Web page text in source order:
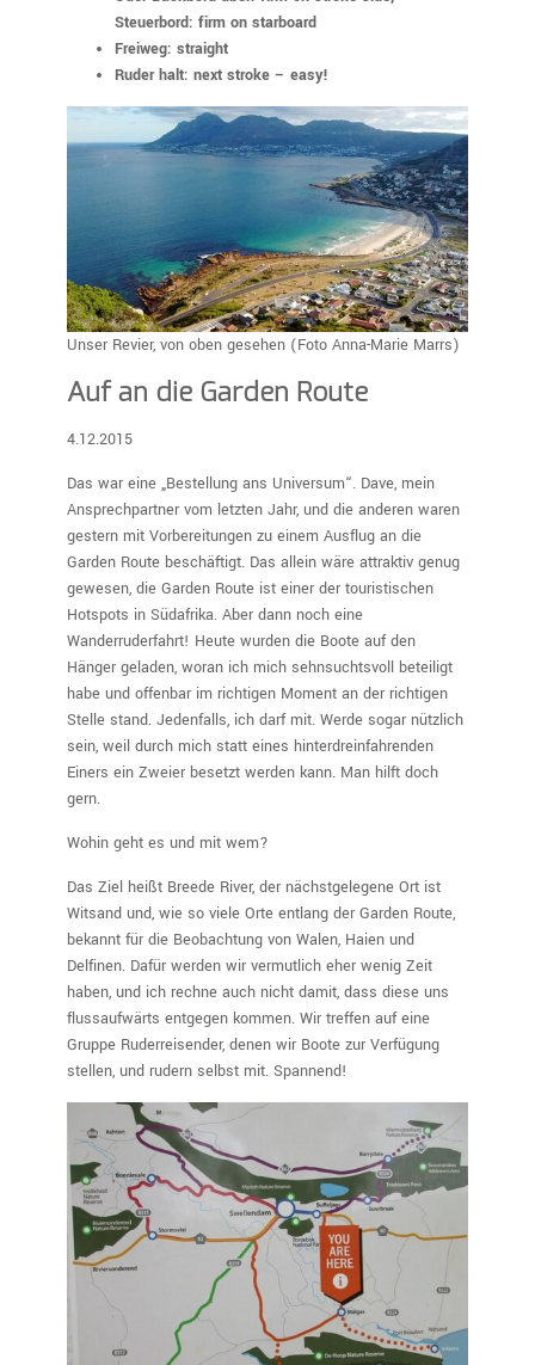
Steuerbord: firm on starboard
Freiweg: straight
Ruder halt: next stroke – easy!
Unser Revier, von oben gesehen (Foto Anna-Marie Marrs)
Auf an die Garden Route
4.12.2015
Das war eine „Bestellung ans Universum“. Dave, mein
Ansprechpartner vom letzten Jahr, und die anderen waren
gestern mit Vorbereitungen zu einem Ausflug an die
Garden Route beschäftigt. Das allein wäre attraktiv genug
gewesen, die Garden Route ist einer der touristischen
Hotspots in Südafrika. Aber dann noch eine
Wanderruderfahrt! Heute wurden die Boote auf den
Hänger geladen, woran ich mich sehnsuchtsvoll beteiligt
habe und offenbar im richtigen Moment an der richtigen
Stelle stand. Jedenfalls, ich darf mit. Werde sogar nützlich
sein, weil durch mich statt eines hinterdreinfahrenden
Einers ein Zweier besetzt werden kann. Man hilft doch
gern.
Wohin geht es und mit wem?
Das Ziel heißt Breede River, der nächstgelegene Ort ist
Witsand und, wie so viele Orte entlang der Garden Route,
bekannt für die Beobachtung von Walen, Haien und
Delfinen. Dafür werden wir vermutlich eher wenig Zeit
haben, und ich rechne auch nicht damit, dass diese uns
flussaufwärts entgegen kommen. Wir treffen auf eine
Gruppe Ruderreisender, denen wir Boote zur Verfügung
stellen, und rudern selbst mit. Spannend!